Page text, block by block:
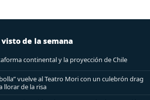
visto de la semana
continental y la proyección de Chile
vuelve al Teatro Mori con un culebrón drag
llorar de la risa